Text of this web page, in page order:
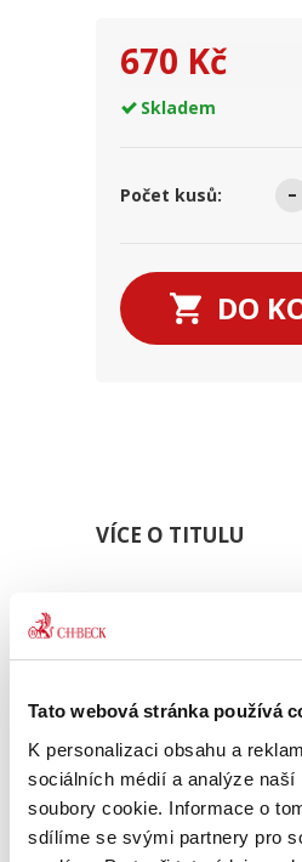
Tato webová stránka používá
K personalizaci obsahu a
sociálních médií a analýze
soubory cookie. Informace o
sdílíme se svými partnery pro
670 Kč
Skladem
Počet kusů:
DO
VÍCE O TITULU
všechny přijaté nálezy a
Ústavního soudu. Pro
nepostradatelnou
jsou nejen odůvodnění
usnesení, ale i tzv.
stanoviska soudců, kteří
většinovým názorem